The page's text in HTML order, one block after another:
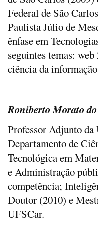
Federal de São
Paulista Júlio de
ênfase em
seguintes temas:
ciência da
Roniberto Morato
Professor Adjunto
Departamento de
Tecnológica em
e Administração
competência;
Doutor (2010) e
UFSCar.